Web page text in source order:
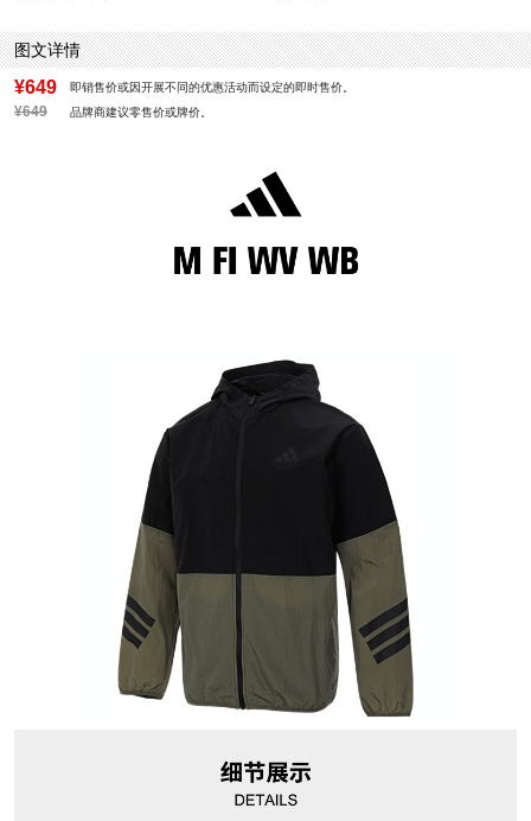
图文详情
¥649 即销售价或因开展不同的优惠活动而设定的即时售价。
¥649 品牌商建议零售价或牌价。